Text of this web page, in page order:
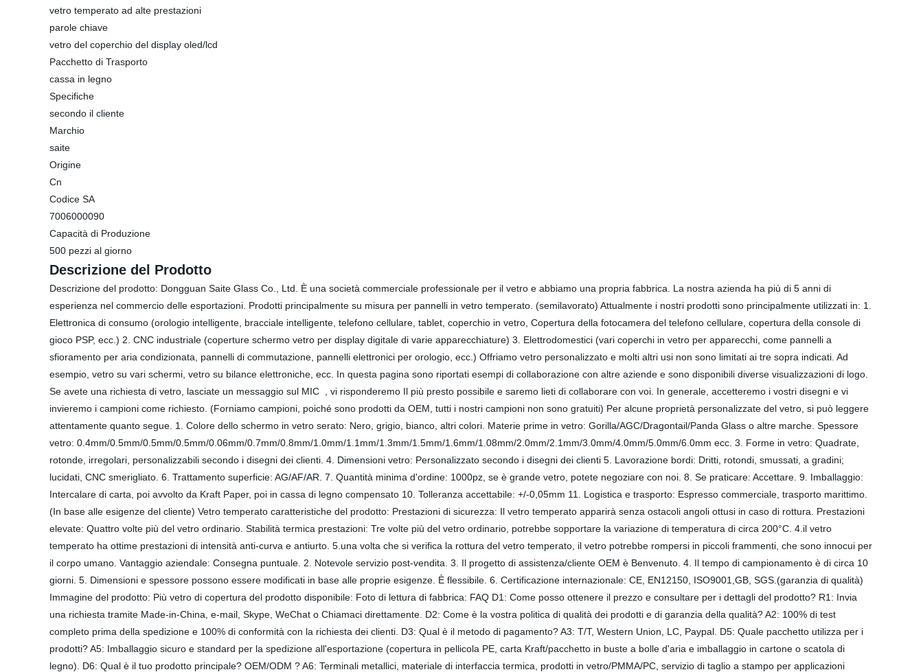
vetro temperato ad alte prestazioni
parole chiave
vetro del coperchio del display oled/lcd
Pacchetto di Trasporto
cassa in legno
Specifiche
secondo il cliente
Marchio
saite
Origine
Cn
Codice SA
7006000090
Capacità di Produzione
500 pezzi al giorno
Descrizione del Prodotto
Descrizione del prodotto: Dongguan Saite Glass Co., Ltd. È una società commerciale professionale per il vetro e abbiamo una propria fabbrica. La nostra azienda ha più di 5 anni di
esperienza nel commercio delle esportazioni. Prodotti principalmente su misura per pannelli in vetro temperato. (semilavorato) Attualmente i nostri prodotti sono principalmente utilizzati in: 1.
Elettronica di consumo (orologio intelligente, bracciale intelligente, telefono cellulare, tablet, coperchio in vetro, Copertura della fotocamera del telefono cellulare, copertura della console di
gioco PSP, ecc.) 2. CNC industriale (coperture schermo vetro per display digitale di varie apparecchiature) 3. Elettrodomestici (vari coperchi in vetro per apparecchi, come pannelli a
sfioramento per aria condizionata, pannelli di commutazione, pannelli elettronici per orologio, ecc.) Offriamo vetro personalizzato e molti altri usi non sono limitati ai tre sopra indicati. Ad
esempio, vetro su vari schermi, vetro su bilance elettroniche, ecc. In questa pagina sono riportati esempi di collaborazione con altre aziende e sono disponibili diverse visualizzazioni di logo.
Se avete una richiesta di vetro, lasciate un messaggio sul MIC , vi risponderemo Il più presto possibile e saremo lieti di collaborare con voi. In generale, accetteremo i vostri disegni e vi
invieremo i campioni come richiesto. (Forniamo campioni, poiché sono prodotti da OEM, tutti i nostri campioni non sono gratuiti) Per alcune proprietà personalizzate del vetro, si può leggere
attentamente quanto segue. 1. Colore dello schermo in vetro serato: Nero, grigio, bianco, altri colori. Materie prime in vetro: Gorilla/AGC/Dragontail/Panda Glass o altre marche. Spessore
vetro: 0.4mm/0.5mm/0.5mm/0.5mm/0.06mm/0.7mm/0.8mm/1.0mm/1.1mm/1.3mm/1.5mm/1.6mm/1.08mm/2.0mm/2.1mm/3.0mm/4.0mm/5.0mm/6.0mm ecc. 3. Forme in vetro: Quadrate,
rotonde, irregolari, personalizzabili secondo i disegni dei clienti. 4. Dimensioni vetro: Personalizzato secondo i disegni dei clienti 5. Lavorazione bordi: Dritti, rotondi, smussati, a gradini;
lucidati, CNC smerigliato. 6. Trattamento superficie: AG/AF/AR. 7. Quantità minima d'ordine: 1000pz, se è grande vetro, potete negoziare con noi. 8. Se praticare: Accettare. 9. Imballaggio:
Intercalare di carta, poi avvolto da Kraft Paper, poi in cassa di legno compensato 10. Tolleranza accettabile: +/-0,05mm 11. Logistica e trasporto: Espresso commerciale, trasporto marittimo.
(In base alle esigenze del cliente) Vetro temperato caratteristiche del prodotto: Prestazioni di sicurezza: Il vetro temperato apparirà senza ostacoli angoli ottusi in caso di rottura. Prestazioni
elevate: Quattro volte più del vetro ordinario. Stabilità termica prestazioni: Tre volte più del vetro ordinario, potrebbe sopportare la variazione di temperatura di circa 200°C. 4.il vetro
temperato ha ottime prestazioni di intensità anti-curva e antiurto. 5.una volta che si verifica la rottura del vetro temperato, il vetro potrebbe rompersi in piccoli frammenti, che sono innocui per
il corpo umano. Vantaggio aziendale: Consegna puntuale. 2. Notevole servizio post-vendita. 3. Il progetto di assistenza/cliente OEM è Benvenuto. 4. Il tempo di campionamento è di circa 10
giorni. 5. Dimensioni e spessore possono essere modificati in base alle proprie esigenze. È flessibile. 6. Certificazione internazionale: CE, EN12150, ISO9001,GB, SGS.(garanzia di qualità)
Immagine del prodotto: Più vetro di copertura del prodotto disponibile: Foto di lettura di fabbrica: FAQ D1: Come posso ottenere il prezzo e consultare per i dettagli del prodotto? R1: Invia
una richiesta tramite Made-in-China, e-mail, Skype, WeChat o Chiamaci direttamente. D2: Come è la vostra politica di qualità dei prodotti e di garanzia della qualità? A2: 100% di test
completo prima della spedizione e 100% di conformità con la richiesta dei clienti. D3: Qual è il metodo di pagamento? A3: T/T, Western Union, LC, Paypal. D5: Quale pacchetto utilizza per i
prodotti? A5: Imballaggio sicuro e standard per la spedizione all'esportazione (copertura in pellicola PE, carta Kraft/pacchetto in buste a bolle d'aria e imballaggio in cartone o scatola di
legno). D6: Qual è il tuo prodotto principale? OEM/ODM ? A6: Terminali metallici, materiale di interfaccia termica, prodotti in vetro/PMMA/PC, servizio di taglio a stampo per applicazioni